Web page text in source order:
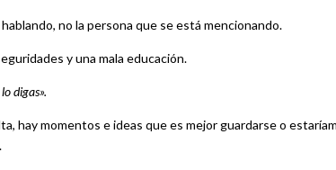
no la persona que se está mencionando.
y una mala educación.
digas».
hay momentos e ideas que es mejor guardarse o